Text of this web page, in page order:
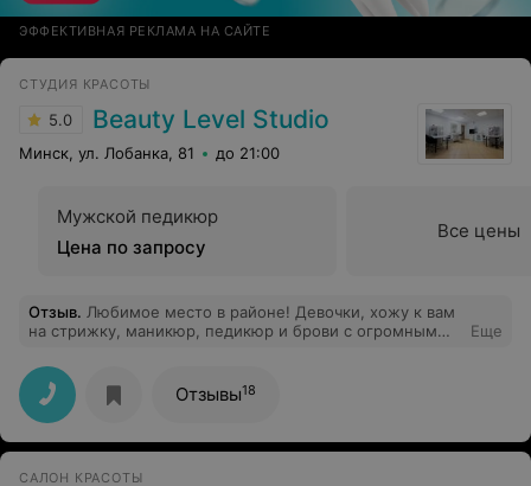
ЭФФЕКТИВНАЯ РЕКЛАМА НА САЙТЕ
СТУДИЯ КРАСОТЫ
5.0 Beauty Level Studio
Минск, ул. Лобанка, 81 до 21:00
Мужской педикюр
Цена по запросу
Все цены
Отзыв. Любимое место в районе! Девочки, хожу к вам
на стрижку, маникюр, педикюр и брови с огромным
кофе ооочень вкусный))
Еще
Отзывы18
САЛОН КРАСОТЫ